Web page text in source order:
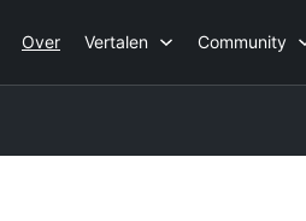
Over Vertalen Community